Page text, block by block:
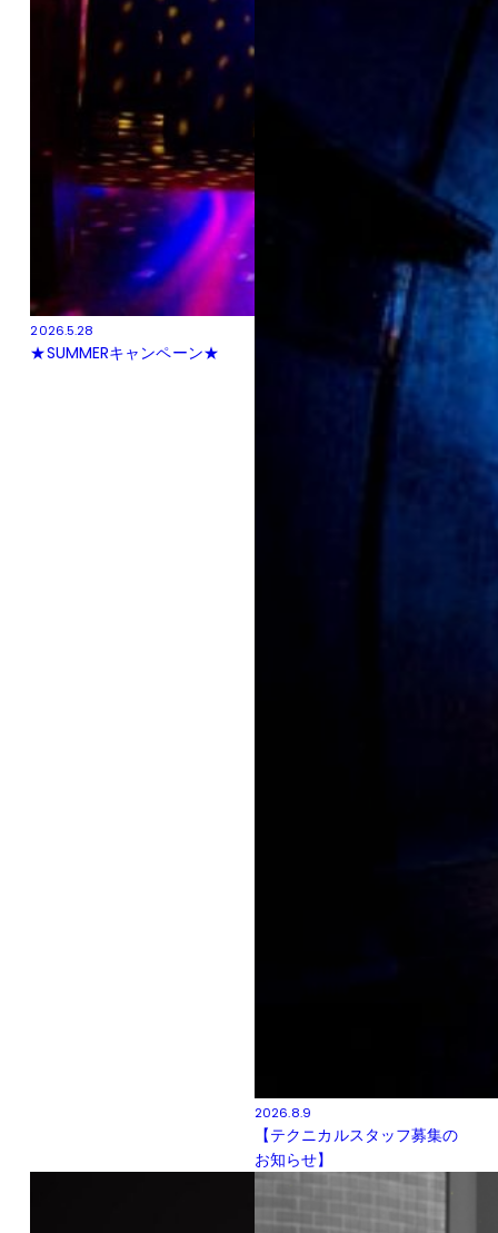
2026.5.28
★SUMMERキャンペーン★
2026.8.9
【テクニカルスタッフ募集の
お知らせ】